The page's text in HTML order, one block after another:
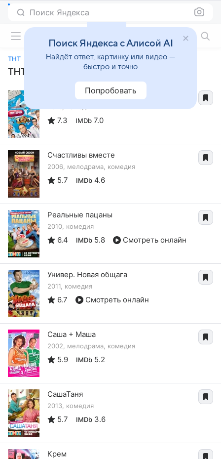
Поиск Яндекса
ТНТ
ТНТ: все фильмы и сериалы
Интерны
7.3 IMDb 7.0
Счастливы вместе
2006, мелодрама, комедия
5.7 IMDb 4.6
Реальные пацаны
2010, комедия
6.4 IMDb 5.8 Смотреть онлайн
Универ. Новая общага
2011, комедия
6.7 Смотреть онлайн
Саша + Маша
2002, мелодрама, комедия
5.9 IMDb 5.2
СашаТаня
2013, комедия
5.7 IMDb 3.6
Крем
Поиск Яндекса с Алисой AI
Найдёт ответ, картинку или видео —
быстро и точно
Попробовать